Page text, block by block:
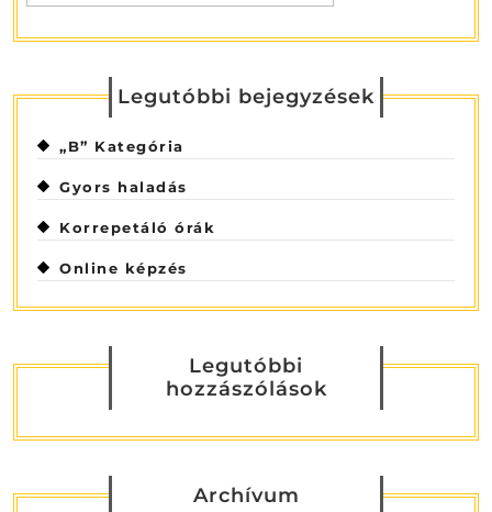
Legutóbbi bejegyzések
„B” Kategória
Gyors haladás
Korrepetáló órák
Online képzés
Legutóbbi
hozzászólások
Archívum